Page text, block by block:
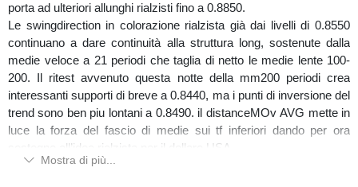
porta ad ulteriori allunghi rialzisti fino a 0.8850.
Le swingdirection in colorazione rialzista già dai livelli di 0.8550
continuano a dare continuità alla struttura long, sostenute dalla
medie veloce a 21 periodi che taglia di netto le medie lente 100-
200. Il ritest avvenuto questa notte della mm200 periodi crea
interessanti supporti di breve a 0.8440, ma i punti di inversione del
trend sono ben piu lontani a 0.8490. il distanceMOv AVG mette in
luce la forza del fascio di medie sui tf inferiori dando per ora
sostegno all’idea rialzista per il dollaro USA.
Ci attendiamo alta volatilità per la prossima settimana, anche in
Mostra di più...